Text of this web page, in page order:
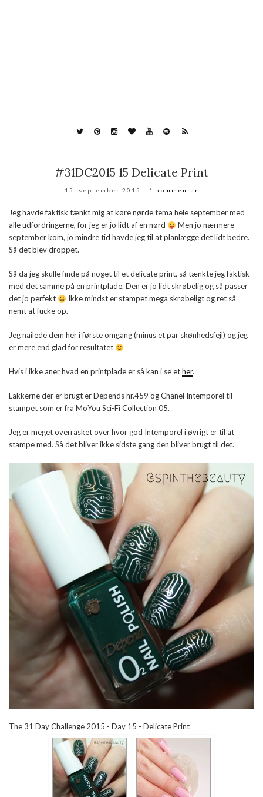
#31DC2015 15 Delicate Print
15. september 2015 1 kommentar
Jeg havde faktisk tænkt mig at køre nørde tema hele september med
alle udfordringerne, for jeg er jo lidt af en nørd
Men jo nærmere
september kom, jo mindre tid havde jeg til at planlægge det lidt bedre.
Så det blev droppet.
Så da jeg skulle finde på noget til et delicate print, så tænkte jeg faktisk
med det samme på en printplade. Den er jo lidt skrøbelig og så passer
det jo perfekt
Ikke mindst er stampet mega skrøbeligt og ret så
nemt at fucke op.
Jeg nailede dem her i første omgang (minus et par skønhedsfejl) og jeg
er mere end glad for resultatet
Hvis i ikke aner hvad en printplade er så kan i se ether.
Lakkerne der er brugt er Depends nr.459 og Chanel Intemporel til
stampet som er fra MoYou Sci-Fi Collection 05.
Jeg er meget overrasket over hvor god Intemporel i øvrigt er til at
stampe med. Så det bliver ikke sidste gang den bliver brugt til det.
The 31 Day Challenge 2015 - Day 15 - Delicate Print